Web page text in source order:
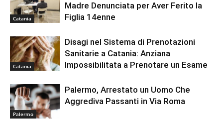
Catania
Madre Denunciata per Aver Ferito la
Figlia 14enne
Catania
Disagi nel Sistema di Prenotazioni
Sanitarie a Catania: Anziana
Impossibilitata a Prenotare un Esame
Palermo
Palermo, Arrestato un Uomo Che
Aggrediva Passanti in Via Roma